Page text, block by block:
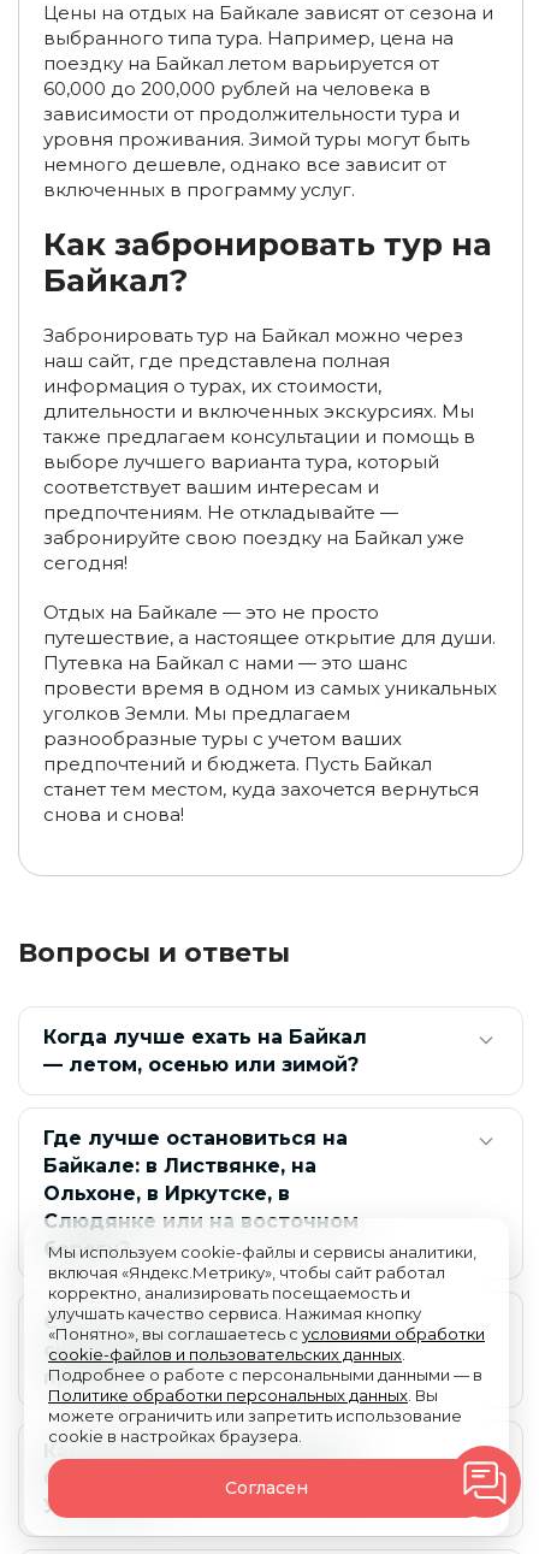
Мы используем cookie-файлы и сервисы аналитики,
включая «Яндекс.Метрику», чтобы сайт работал
корректно, анализировать посещаемость и
улучшать качество сервиса. Нажимая кнопку
«Понятно», вы соглашаетесь с условиями обработки
cookie-файлов и пользовательских данных
Подробнее о работе с персональными данными — в
Политике обработки персональных данных . Вы
можете ограничить или запретить использование
cookie в настройках браузера.
Согласен
Авторские туры на Байкал на 1-3 дня
Фото достопримечательностей Байкала
Туры на байкальский лед Туры на коньках по Байкалу
Экологические туры на Байкал
Новогодние туры на Байкал на 1–5 дней
Цены на отдых на Байкале зависят от сезона и
выбранного типа тура. Например, цена на
поездку на Байкал летом варьируется от
60,000 до 200,000 рублей на человека в
зависимости от продолжительности тура и
уровня проживания. Зимой туры могут быть
немного дешевле, однако все зависит от
включенных в программу услуг.
Как забронировать тур на
Байкал?
Забронировать тур на Байкал можно через
наш сайт, где представлена полная
информация о турах, их стоимости,
длительности и включенных экскурсиях. Мы
также предлагаем консультации и помощь в
выборе лучшего варианта тура, который
соответствует вашим интересам и
предпочтениям. Не откладывайте —
забронируйте свою поездку на Байкал уже
сегодня!
Отдых на Байкале — это не просто
путешествие, а настоящее открытие для души.
Путевка на Байкал с нами — это шанс
провести время в одном из самых уникальных
уголков Земли. Мы предлагаем
разнообразные туры с учетом ваших
предпочтений и бюджета. Пусть Байкал
станет тем местом, куда захочется вернуться
снова и снова!
Вопросы и ответы
Когда лучше ехать на Байкал
— летом, осенью или зимой?
Где лучше остановиться на
Байкале: в Листвянке, на
Ольхоне, в Иркутске, в
Слюдянке или на восточном
берегу?
Стоит ли ехать на Ольхон и
сколько дней там нужно
провести?
Как добраться до Байкала и
Ольхона: через Иркутск или
Улан-Удэ?